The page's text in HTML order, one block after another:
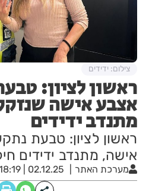
ראשון לציון:
אצבע אישה
מתנדב ידידים
ראשון לציון: טבעת
אישה, מתנדב ידידים
מערכת האתר 02.12.25 | 18:19
צילום: ידידים